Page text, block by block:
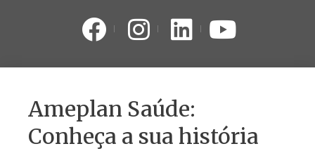
Ameplan Saúde:
Conheça a sua história